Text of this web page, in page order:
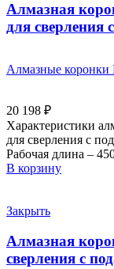
Алмазная
для сверления
Алмазные коронки
20 198 ₽
Характеристики
для сверления с
Рабочая длина –
В корзину
Закрыть
Алмазная
сверления с